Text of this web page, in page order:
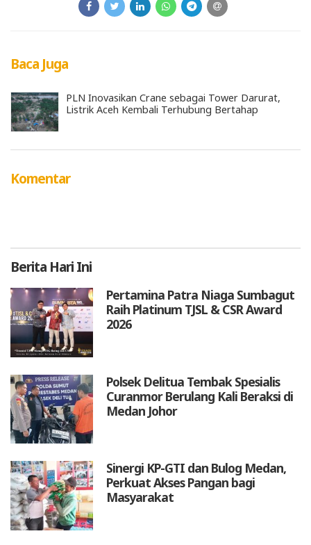
Baca Juga
PLN Inovasikan Crane sebagai Tower Darurat,
Listrik Aceh Kembali Terhubung Bertahap
Komentar
Berita Hari Ini
Pertamina Patra Niaga Sumbagut
Raih Platinum TJSL & CSR Award
2026
Polsek Delitua Tembak Spesialis
Curanmor Berulang Kali Beraksi di
Medan Johor
Sinergi KP-GTI dan Bulog Medan,
Perkuat Akses Pangan bagi
Masyarakat